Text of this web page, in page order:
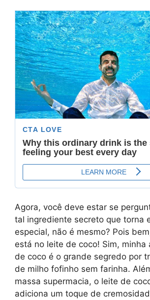
Agora, você deve estar se
tal ingrediente secreto que torna
especial, não é mesmo? Pois
está no leite de coco! Sim, minha
de coco é o grande segredo por
de milho fofinho sem farinha.
massa supermacia, o leite de
adiciona um toque de